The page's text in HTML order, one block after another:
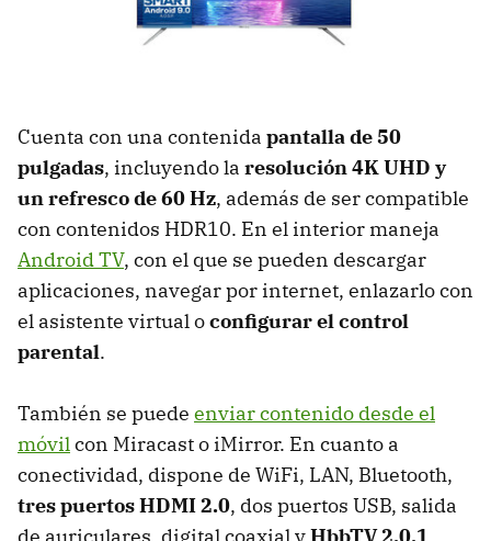
Cuenta con una contenida pantalla de 50
pulgadas, incluyendo la resolución 4K UHD y
un refresco de 60 Hz, además de ser compatible
con contenidos HDR10. En el interior maneja
Android TV, con el que se pueden descargar
aplicaciones, navegar por internet, enlazarlo con
el asistente virtual oconfigurar el control
parental.
También se puede enviar contenido desde el
móvilcon Miracast o iMirror. En cuanto a
conectividad, dispone de WiFi, LAN, Bluetooth,
tres puertos HDMI 2.0, dos puertos USB, salida
de auriculares, digital coaxial yHbbTV 2.0.1